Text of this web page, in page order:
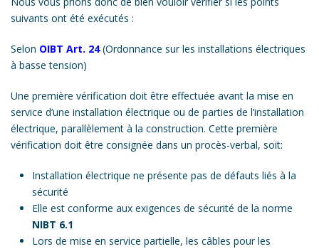
suivants ont été exécutés :
Selon OIBT Art. 24(Ordonnance sur les installations électriques
à basse tension)
Une première vérification doit être effectuée avant la mise en
service d’une installation électrique ou de parties de l’installation
électrique, parallèlement à la construction. Cette première
vérification doit être consignée dans un procès-verbal, soit:
Installation électrique ne présente pas de défauts liés à la
sécurité
Elle est conforme aux exigences de sécurité de la norme
NIBT 6.1
Lors de mise en service partielle, les câbles pour les